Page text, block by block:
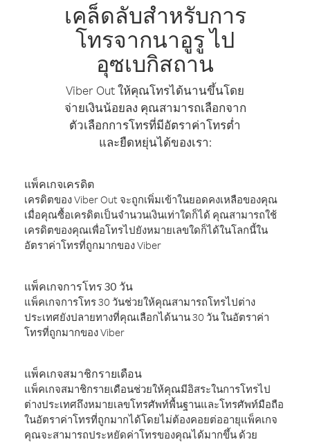
เคล็ดลับสำหรับการ
โทรจากนาอูรู ไป
อุซเบกิสถาน
Viber Out ให้คุณโทรได้นานขึ้นโดย
จ่ายเงินน้อยลง คุณสามารถเลือกจาก
ตัวเลือกการโทรที่มีอัตราค่าโทรต่ำ
และยืดหยุ่นได้ของเรา:
แพ็คเกจเครดิต
เครดิตของ Viber Out จะถูกเพิ่มเข้าในยอดคงเหลือของคุณ
เมื่อคุณซื้อเครดิตเป็นจำนวนเงินเท่าใดก็ได้ คุณสามารถใช้
เครดิตของคุณเพื่อโทรไปยังหมายเลขใดก็ได้ในโลกนี้ใน
อัตราค่าโทรที่ถูกมากของ Viber
แพ็คเกจการโทร 30 วัน
แพ็คเกจการโทร 30 วันช่วยให้คุณสามารถโทรไปต่าง
ประเทศยังปลายทางที่คุณเลือกได้นาน 30 วัน ในอัตราค่า
โทรที่ถูกมากของ Viber
แพ็คเกจสมาชิกรายเดือน
แพ็คเกจสมาชิกรายเดือนช่วยให้คุณมีอิสระในการโทรไป
ต่างประเทศถึงหมายเลขโทรศัพท์พื้นฐานและโทรศัพท์มือถือ
ในอัตราค่าโทรที่ถูกมากได้โดยไม่ต้องคอยต่ออายุแพ็คเกจ
คุณจะสามารถประหยัดค่าโทรของคุณได้มากขึ้น ด้วย